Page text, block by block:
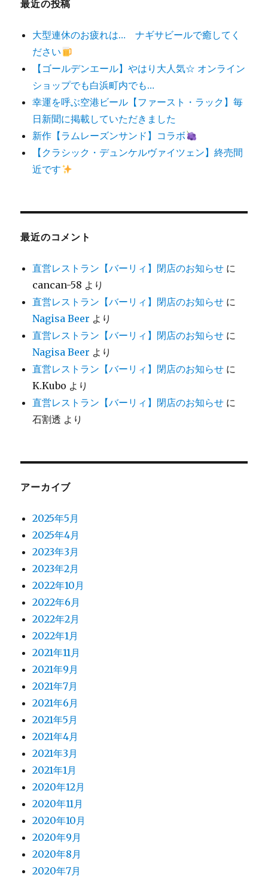
最近の投稿
大型連休のお疲れは… ナギサビールで癒してく
ださい
【ゴールデンエール】やはり大人気☆ オンライン
ショップでも白浜町内でも…
幸運を呼ぶ空港ビール【ファースト・ラック】毎
日新聞に掲載していただきました
新作【ラムレーズンサンド】コラボ
【クラシック・デュンケルヴァイツェン】終売間
近です
最近のコメント
直営レストラン【バーリィ】閉店のお知らせ に
cancan-58 より
直営レストラン【バーリィ】閉店のお知らせ に
Nagisa Beer より
直営レストラン【バーリィ】閉店のお知らせ に
Nagisa Beer より
直営レストラン【バーリィ】閉店のお知らせ に
K.Kubo より
直営レストラン【バーリィ】閉店のお知らせ に
石割透 より
アーカイブ
2025年5月
2025年4月
2023年3月
2023年2月
2022年10月
2022年6月
2022年2月
2022年1月
2021年11月
2021年9月
2021年7月
2021年6月
2021年5月
2021年4月
2021年3月
2021年1月
2020年12月
2020年11月
2020年10月
2020年9月
2020年8月
2020年7月